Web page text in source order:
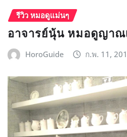
รีวิว หมอดูแม่นๆ
อาจารย์นุ้น หมอดูญา
HoroGuide ก.พ. 11,